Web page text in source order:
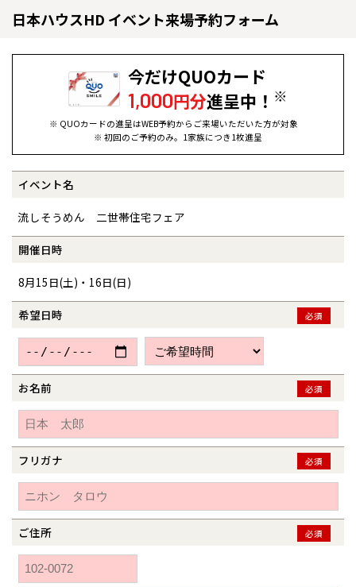
日本ハウスHD イベント来場予約フォーム
今だけQUOカード
1,000円分進呈中！ ※
※ QUOカードの進呈はWEB予約からご来場いただいた方が対象
※ 初回のご予約のみ。1家族につき1枚進呈
イベント名
流しそうめん 二世帯住宅フェア
開催日時
8月15日(土)・16日(日)
希望日時 必須
お名前 必須
フリガナ 必須
ご住所 必須
全国の展示場
北海道
札幌
道央
道北
道東
東北
青森
秋田
山形
宮城
福島
甲信越・北陸
新潟
長野
富山
石川
福井
関東
神奈川
埼玉
千葉
茨城
愛知
岐阜
静岡
三重
近畿
大阪
京都
兵庫
中国・四国
岡山
香川
九州
福岡
分譲マンション
お近くのイベント
北海道
札幌
札幌
小樽
苫小牧千歳
小樽
道北
道南
道東
釧路
東北
青森県
青森
秋田県
秋田
岩手県
盛岡
山形県
宮城県
福島県
郡山
いわき
甲信越・北陸
新潟県
新潟
長岡
山梨県
甲府
長野県
長野
富山県
石川県
福井県
関東
神奈川県
横浜
相模
埼玉県
埼玉
千葉県
愛知県
名古屋
岐阜県
静岡県
三重県
近畿
大阪府
大阪
京都府
京都
奈良県
奈良
中国・四国
岡山県
岡山
香川県
高松
九州
福岡県